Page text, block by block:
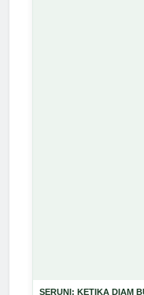
SERUNI: KETIKA DIAM